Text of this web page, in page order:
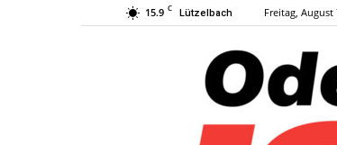
15.9 C Lützelbach Freitag, August